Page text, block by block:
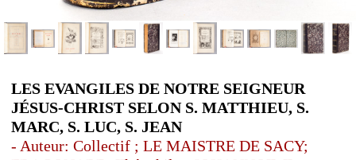
LES EVANGILES DE NOTRE SEIGNEUR
JÉSUS-CHRIST SELON S. MATTHIEU, S.
MARC, S. LUC, S. JEAN
- Auteur: Collectif ; LE MAISTRE DE SACY;